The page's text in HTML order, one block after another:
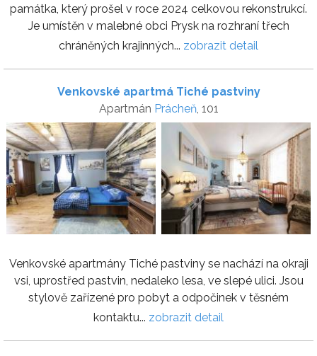
památka, který prošel v roce 2024 celkovou rekonstrukcí.
Je umístěn v malebné obci Prysk na rozhraní třech
chráněných krajinných... zobrazit detail
Venkovské apartmá Tiché pastviny
Apartmán Prácheň, 101
Venkovské apartmány Tiché pastviny se nachází na okraji
vsi, uprostřed pastvin, nedaleko lesa, ve slepé ulici. Jsou
stylově zařízené pro pobyt a odpočinek v těsném
kontaktu... zobrazit detail